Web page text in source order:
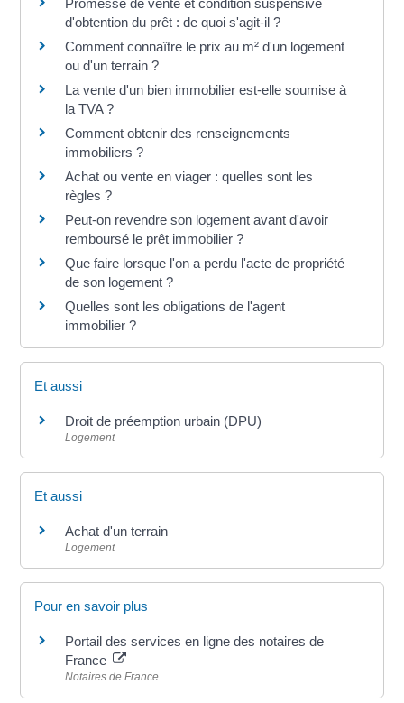
d'obtention du prêt : de quoi s'agit-il ?
Comment connaître le prix au m² d'un logement
ou d'un terrain ?
La vente d'un bien immobilier est-elle soumise à
la TVA ?
Comment obtenir des renseignements
immobiliers ?
Achat ou vente en viager : quelles sont les
règles ?
Peut-on revendre son logement avant d'avoir
remboursé le prêt immobilier ?
Que faire lorsque l'on a perdu l'acte de propriété
de son logement ?
Quelles sont les obligations de l'agent
immobilier ?
Et aussi
Droit de préemption urbain (DPU)
Logement
Et aussi
Achat d'un terrain
Logement
Pour en savoir plus
Portail des services en ligne des notaires de
France
Notaires de France